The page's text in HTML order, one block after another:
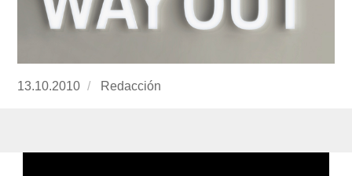
Publicado
13.10.2010 https://www.experimenta.es/author/redaccion/
Redacción